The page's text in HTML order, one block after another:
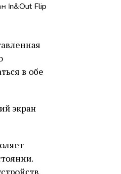
в обе